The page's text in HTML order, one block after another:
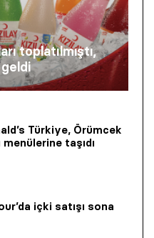
toplatılmıştı,
geldi
Türkiye, Örümcek
menülerine taşıdı
içki satışı sona